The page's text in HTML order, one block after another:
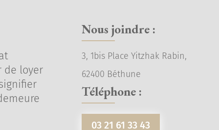
de loyer
Nous joindre :
3, 1bis Place Yitzhak Rabin,
62400 Béthune
Téléphone :
03 21 61 33 43